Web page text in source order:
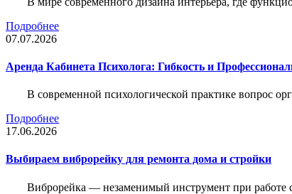
Подробнее
07.07.2026
Аренда Кабинета Психолога: Гибкость и
В современной психологической практике вопрос
Подробнее
17.06.2026
Выбираем виброрейку для ремонта дома и стройки
Виброрейка — незаменимый инструмент при работе